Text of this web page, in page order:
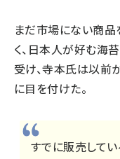
まだ市場にない商品
く、日本人が好む海
受け、寺本氏は以前
に目を付けた。
すでに販売してい